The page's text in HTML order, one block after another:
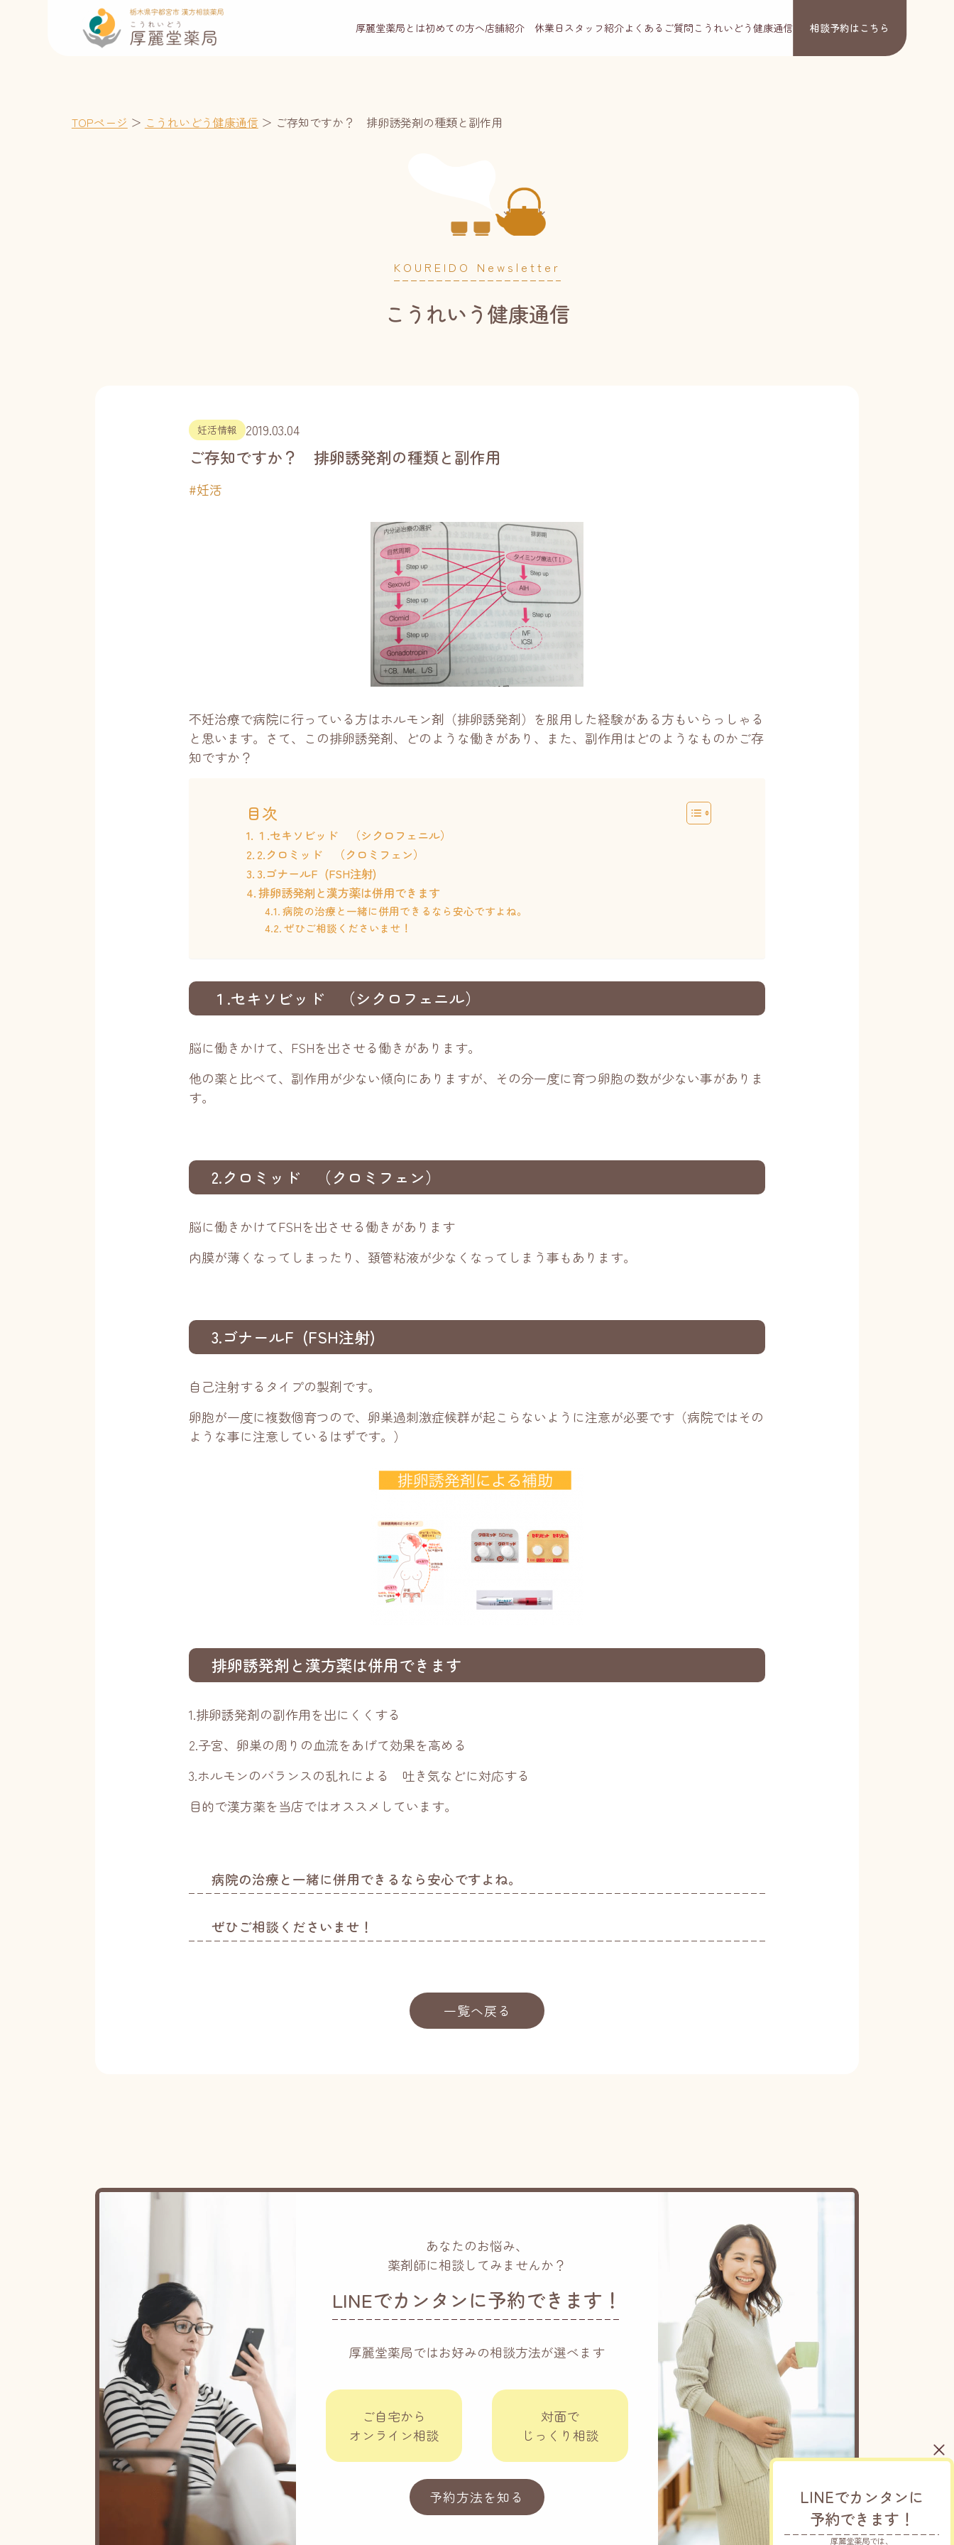
厚麗堂薬局とは初めての方へ店舗紹介 休業日 スタッフ紹介よくあるご質問 こうれいどう健康通信 相談予約はこちら
LINEでカンタンに
予約できます！
厚麗堂薬局では、
TOPページ ＞ こうれいどう健康通信 ＞ ご存知ですか？ 排卵誘発剤の種類と副作用
KOUREIDO Newsletter
こうれいう健康通信
妊活情報 2019.03.04
ご存知ですか？ 排卵誘発剤の種類と副作用
#妊活
不妊治療で病院に行っている方はホルモン剤（排卵誘発剤）を服用した経験がある方もいらっしゃる
と思います。さて、この排卵誘発剤、どのような働きがあり、また、副作用はどのようなものかご存
知ですか？
目次
１.セキソビッド （シクロフェニル）
2.クロミッド （クロミフェン）
3.ゴナールF (FSH注射)
排卵誘発剤と漢方薬は併用できます
病院の治療と一緒に併用できるなら安心ですよね。
ぜひご相談くださいませ！
１.セキソビッド （シクロフェニル）
脳に働きかけて、FSHを出させる働きがあります。
他の薬と比べて、副作用が少ない傾向にありますが、その分一度に育つ卵胞の数が少ない事がありま
す。
2.クロミッド （クロミフェン）
脳に働きかけてFSHを出させる働きがあります
内膜が薄くなってしまったり、頚管粘液が少なくなってしまう事もあります。
3.ゴナールF (FSH注射)
自己注射するタイプの製剤です。
卵胞が一度に複数個育つので、卵巣過刺激症候群が起こらないように注意が必要です（病院ではその
ような事に注意しているはずです。）
排卵誘発剤と漢方薬は併用できます
1.排卵誘発剤の副作用を出にくくする
2.子宮、卵巣の周りの血流をあげて効果を高める
3.ホルモンのバランスの乱れによる 吐き気などに対応する
目的で漢方薬を当店ではオススメしています。
病院の治療と一緒に併用できるなら安心ですよね。
ぜひご相談くださいませ！
一覧へ戻る
あなたのお悩み、
薬剤師に相談してみませんか？
LINEでカンタンに予約できます！
厚麗堂薬局ではお好みの相談方法が選べます
ご自宅から
オンライン相談
対面で
じっくり相談
予約方法を知る